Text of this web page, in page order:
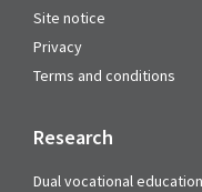
Site notice
Privacy
Terms and conditions
Research
Dual vocational